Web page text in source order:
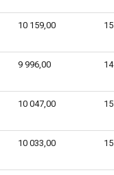
10 159,00
9 996,00
10 047,00
10 033,00